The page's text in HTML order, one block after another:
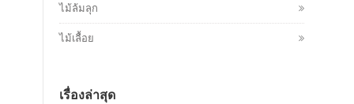
ไม้ล้มลุก
ไม้เลื้อย
เรื่องล่าสุด